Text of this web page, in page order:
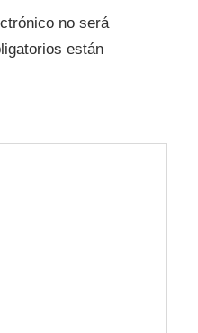
no será
están